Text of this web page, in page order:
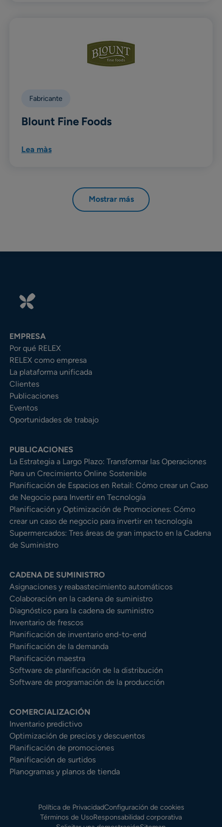
Fabricante
Blount Fine Foods
Lea màs
Mostrar más
EMPRESA
Por qué RELEX
RELEX como empresa
La plataforma unificada
Clientes
Publicaciones
Eventos
Oportunidades de trabajo
PUBLICACIONES
La Estrategia a Largo Plazo: Transformar las Operaciones
Para un Crecimiento Online Sostenible
Planificación de Espacios en Retail: Cómo crear un Caso
de Negocio para Invertir en Tecnología
Planificación y Optimización de Promociones: Cómo
crear un caso de negocio para invertir en tecnología
Supermercados: Tres áreas de gran impacto en la Cadena
de Suministro
CADENA DE SUMINISTRO
Asignaciones y reabastecimiento automáticos
Colaboración en la cadena de suministro
Diagnóstico para la cadena de suministro
Inventario de frescos
Planificación de inventario end-to-end
Planificación de la demanda
Planificación maestra
Software de planificación de la distribución
Software de programación de la producción
COMERCIALIZACIÓN
Inventario predictivo
Optimización de precios y descuentos
Planificación de promociones
Planificación de surtidos
Planogramas y planos de tienda
Política de PrivacidadConfiguración de cookies
Términos de UsoResponsabilidad corporativa